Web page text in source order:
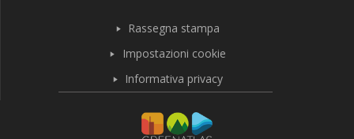
Rassegna stampa
Impostazioni cookie
Informativa privacy